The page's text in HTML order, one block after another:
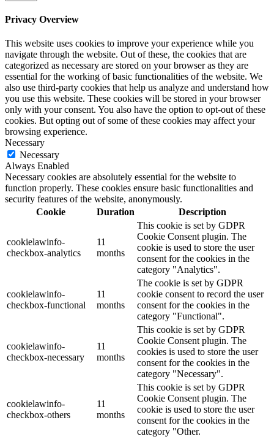
Privacy Overview
This website uses cookies to improve your experience while you
navigate through the website. Out of these, the cookies that are
categorized as necessary are stored on your browser as they are
essential for the working of basic functionalities of the website. We
also use third-party cookies that help us analyze and understand how
you use this website. These cookies will be stored in your browser
only with your consent. You also have the option to opt-out of these
cookies. But opting out of some of these cookies may affect your
browsing experience.
Necessary
Necessary
Always Enabled
Necessary cookies are absolutely essential for the website to
function properly. These cookies ensure basic functionalities and
security features of the website, anonymously.
Cookie
Duration Description
cookielawinfo-
checkbox-analytics
11
months
This cookie is set by GDPR
Cookie Consent plugin. The
cookie is used to store the user
consent for the cookies in the
category "Analytics".
cookielawinfo-
checkbox-functional
11
months
The cookie is set by GDPR
cookie consent to record the user
consent for the cookies in the
category "Functional".
cookielawinfo-
checkbox-necessary
11
months
This cookie is set by GDPR
Cookie Consent plugin. The
cookies is used to store the user
consent for the cookies in the
category "Necessary".
cookielawinfo-
checkbox-others
11
months
This cookie is set by GDPR
Cookie Consent plugin. The
cookie is used to store the user
consent for the cookies in the
category "Other.